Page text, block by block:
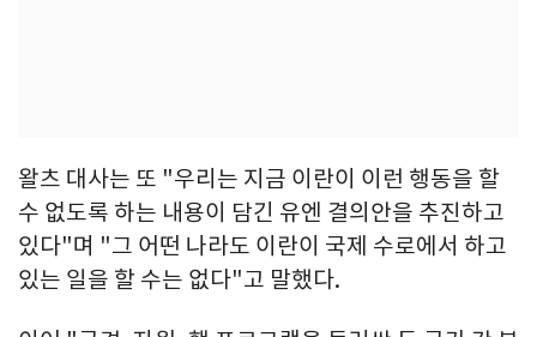
왈츠 대사는 또 "우리는 지금 이란이 이런 행동을 할
수 없도록 하는 내용이 담긴 유엔 결의안을 추진하고
있다"며 "그 어떤 나라도 이란이 국제 수로에서 하고
있는 일을 할 수는 없다"고 말했다.